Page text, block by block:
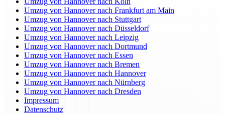
Umzug von Hannover nach Frankfurt am Main
Umzug von Hannover nach Stuttgart
Umzug von Hannover nach Düsseldorf
Umzug von Hannover nach Leipzig
Umzug von Hannover nach Dortmund
Umzug von Hannover nach Essen
Umzug von Hannover nach Bremen
Umzug von Hannover nach Hannover
Umzug von Hannover nach Nürnberg
Umzug von Hannover nach Dresden
Impressum
Datenschutz